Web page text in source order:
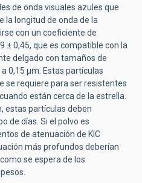
de onda visuales azules que
la longitud de onda de la
con un coeficiente de
± 0,45, que es compatible con la
delgado con tamaños de
0,15 μm. Estas partículas
se requiere para ser resistentes
están cerca de la estrella.
estas partículas deben
de días. Si el polvo es
de atenuación de KIC
más profundos deberían
se espera de los